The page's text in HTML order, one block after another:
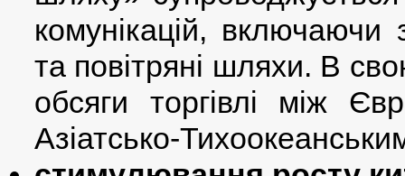
комунікацій, включаючи
та повітряні шляхи. В
обсяги торгівлі між
Азіатсько-